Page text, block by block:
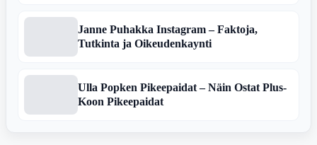
Janne Puhakka Instagram – Faktoja,
Tutkinta ja Oikeudenkaynti
Ulla Popken Pikeepaidat – Näin Ostat Plus-
Koon Pikeepaidat